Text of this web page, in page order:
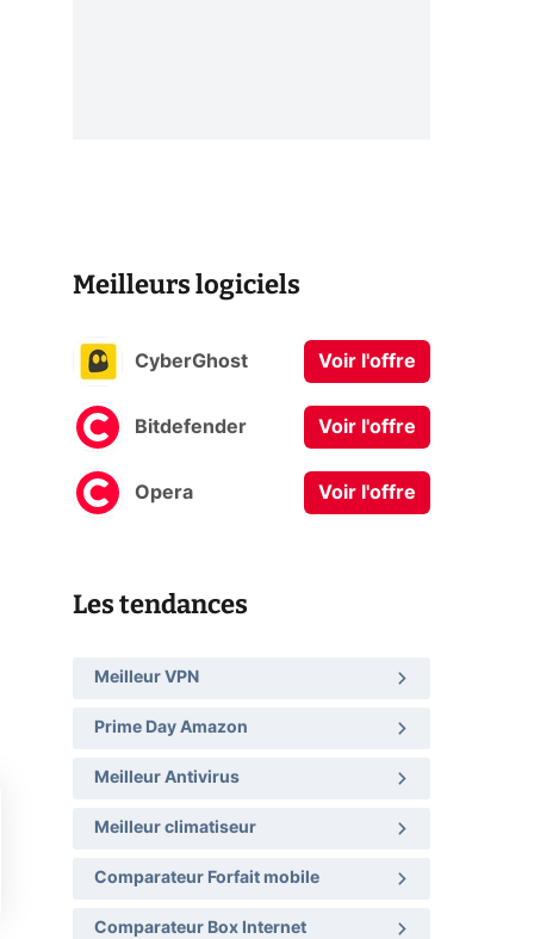
Meilleurs logiciels
CyberGhost Voir l'offre
Bitdefender Voir l'offre
Opera Voir l'offre
Les tendances
Meilleur VPN
Prime Day Amazon
Meilleur Antivirus
Meilleur climatiseur
Comparateur Forfait mobile
Comparateur Box Internet